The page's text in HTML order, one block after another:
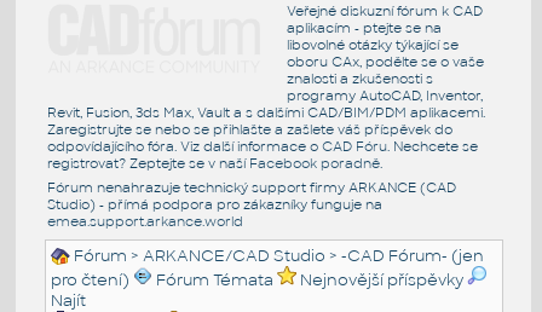
Veřejné diskuzní fórum k CAD
aplikacím - ptejte se na
libovolné otázky týkající se
oboru CAx, podělte se o vaše
znalosti a zkušenosti s
programy AutoCAD, Inventor,
Revit, Fusion, 3ds Max, Vault a s dalšími CAD/BIM/PDM aplikacemi.
Zaregistrujte se nebo se přihlašte a zašlete váš příspěvek do
odpovídajícího fóra. Viz další informace o CAD Fóru. Nechcete se
registrovat? Zeptejte se v naší Facebook poradně.
Fórum nenahrazuje technický support firmy ARKANCE (CAD
Studio) - přímá podpora pro zákazníky funguje na
emea.support.arkance.world
Fórum >ARKANCE/CAD Studio >-CAD Fórum- (jen
pro čtení)
Fórum Témata
Nejnovější příspěvky
Najít